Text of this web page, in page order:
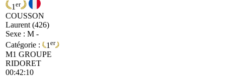
1 er
COUSSON
Laurent (426)
Sexe : M -
Catégorie :
1 er
M1 GROUPE
RIDORET
00:42:10